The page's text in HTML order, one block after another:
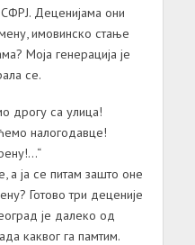
Деценијама они
имовинско стање
Моја генерација је
се.
дрогу са улица!
налогодавце!
а ја се питам зашто оне
Готово три деценије
је далеко од
каквог га памтим.